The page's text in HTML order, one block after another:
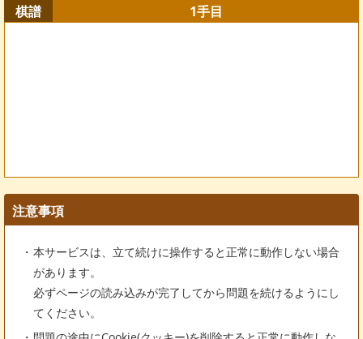
棋譜 1手目
注意事項
本サービスは、立て続けに操作すると正常に動作しない場合
があります。
必ずページの読み込みが完了してから問題を続けるようにし
てください。